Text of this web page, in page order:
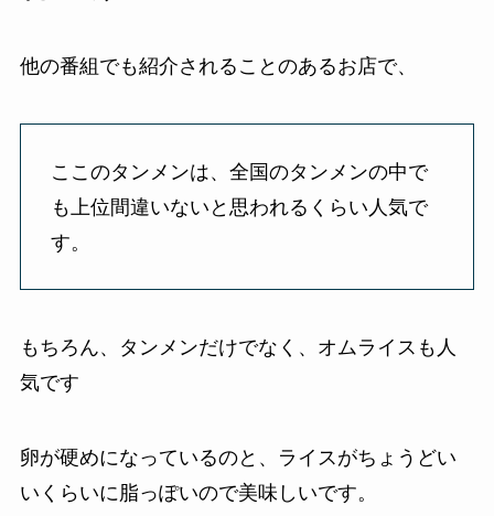
他の番組でも紹介されることのあるお店で、
ここのタンメンは、全国のタンメンの中で
も上位間違いないと思われるくらい人気で
す。
もちろん、タンメンだけでなく、オムライスも人
気です
卵が硬めになっているのと、ライスがちょうどい
いくらいに脂っぽいので美味しいです。